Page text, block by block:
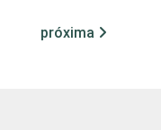
próxima